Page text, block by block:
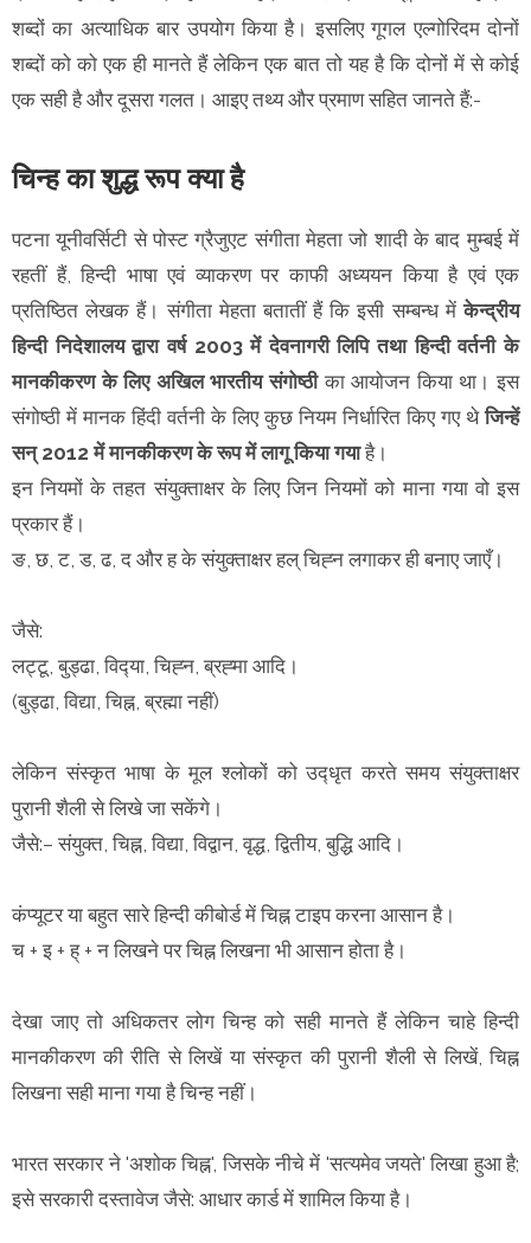
शब्दों का अत्याधिक बार उपयोग किया है। इसलिए गूगल एल्गोरिदम दोनों
शब्दों को को एक ही मानते हैं लेकिन एक बात तो यह है कि दोनों में से कोई
एक सही है और दूसरा गलत। आइए तथ्य और प्रमाण सहित जानते हैं:-
चिन्ह का शुद्ध रूप क्या है
पटना यूनीवर्सिटी से पोस्ट ग्रैजुएट संगीता मेहता जो शादी के बाद मुम्बई में
रहतीं हैं, हिन्दी भाषा एवं व्याकरण पर काफी अध्ययन किया है एवं एक
प्रतिष्ठित लेखक हैं। संगीता मेहता बतातीं हैं कि इसी सम्बन्ध मेंकेन्द्रीय
हिन्दी निदेशालय द्वारा वर्ष 2003 में देवनागरी लिपि तथा हिन्दी वर्तनी के
मानकीकरण के लिए अखिल भारतीय संगोष्ठीका आयोजन किया था। इस
संगोष्ठी में मानक हिंदी वर्तनी के लिए कुछ नियम निर्धारित किए गए थेजिन्हें
सन् 2012 में मानकीकरण के रूप में लागू किया गयाहै।
इन नियमों के तहत संयुक्ताक्षर के लिए जिन नियमों को माना गया वो इस
प्रकार हैं।
ङ, छ, ट, ड, ढ, द और ह के संयुक्ताक्षर हल् चिह्‍न लगाकर ही बनाए जाएँ।
जैसे:
लट्टू, बुड्ढा, विद्‍या, चिह्‍न, ब्रह्‍मा आदि।
(बुड्ढा, विद्या, चिह्न, ब्रह्मा नहीं)
लेकिन संस्कृत भाषा के मूल श्‍लोकों को उद्‍धृत करते समय संयुक्ताक्षर
पुरानी शैली से लिखे जा सकेंगे।
जैसे:– संयुक्त, चिह्न, विद्या, विद्वान, वृद्ध, द्वितीय, बुद्धि आदि।
कंप्यूटर या बहुत सारे हिन्दी कीबोर्ड में चिह्न टाइप करना आसान है।
च + इ + ह् + न लिखने पर चिह्न लिखना भी आसान होता है।
देखा जाए तो अधिकतर लोग चिन्ह को सही मानते हैं लेकिन चाहे हिन्दी
मानकीकरण की रीति से लिखें या संस्कृत की पुरानी शैली से लिखें, चिह्न
लिखना सही माना गया है चिन्ह नहीं।
भारत सरकार ने 'अशोक चिह्न', जिसके नीचे में 'सत्यमेव जयते' लिखा हुआ है;
इसे सरकारी दस्तावेज जैसे: आधार कार्ड में शामिल किया है।